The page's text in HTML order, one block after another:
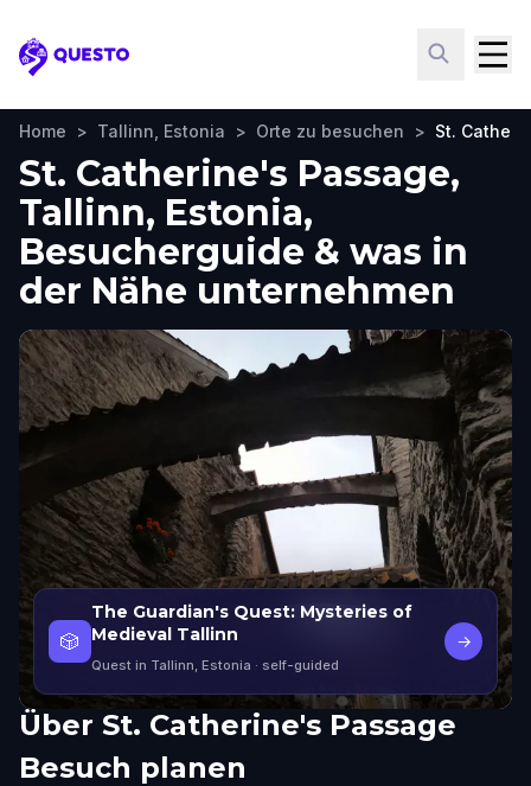
Questo
Home > Tallinn, Estonia > Orte zu besuchen > St.
St. Catherine's Passage,
Tallinn, Estonia,
Besucherguide & was in
der Nähe unternehmen
🎲
The Guardian's Quest: Mysteries of
Medieval Tallinn
Quest in Tallinn, Estonia · self-guided
→
Über St. Catherine's Passage
Besuch planen